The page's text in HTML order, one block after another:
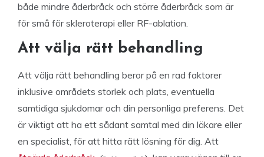
både mindre åderbråck och större åderbråck som är
för små för skleroterapi eller RF-ablation.
Att välja rätt behandling
Att välja rätt behandling beror på en rad faktorer
inklusive områdets storlek och plats, eventuella
samtidiga sjukdomar och din personliga preferens. Det
är viktigt att ha ett sådant samtal med din läkare eller
en specialist, för att hitta rätt lösning för dig. Att